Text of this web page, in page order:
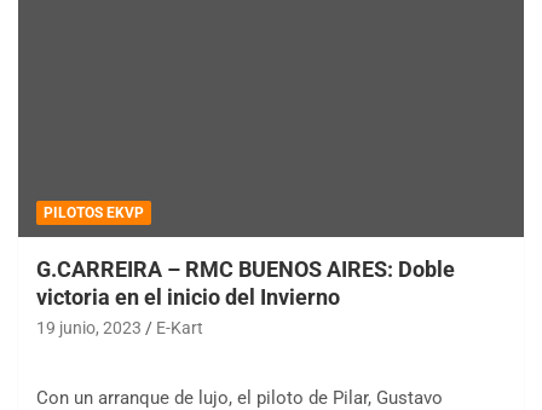
PILOTOS EKVP
G.CARREIRA – RMC BUENOS AIRES: Doble
victoria en el inicio del Invierno
19 junio, 2023 E-Kart
Con un arranque de lujo, el piloto de Pilar, Gustavo